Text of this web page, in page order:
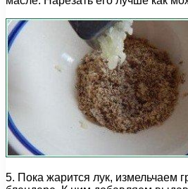
5. Пока жарится лук, измельчаем